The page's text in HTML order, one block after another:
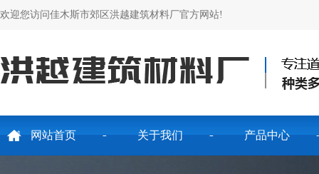
欢迎您访问佳木斯市郊区洪越建筑材料厂官方网站!
网站首页 关于我们 产品中心